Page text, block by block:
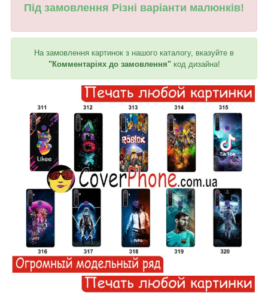
Під замовлення Різні варіанти малюнків!
На замовлення картинок з нашого каталогу, вказуйте в
"Комментаріях до замовлення"код дизайна!